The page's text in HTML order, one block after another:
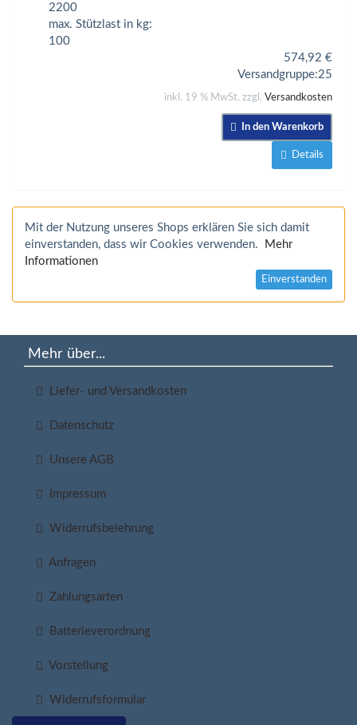
2200
max. Stützlast in kg:
100
574,92 €
Versandgruppe:25
inkl. 19 % MwSt. zzgl. Versandkosten
In den Warenkorb
Details
Mit der Nutzung unseres Shops erklären Sie sich damit
einverstanden, dass wir Cookies verwenden.
Mehr
Informationen
Einverstanden
Mehr über...
Liefer- und Versandkosten
Datenschutz
Unsere AGB
Impressum
Widerrufsbelehrung
Anfragen
Zahlungsarten
Batterieverordnung
Vorstellung
Widerrufsformular